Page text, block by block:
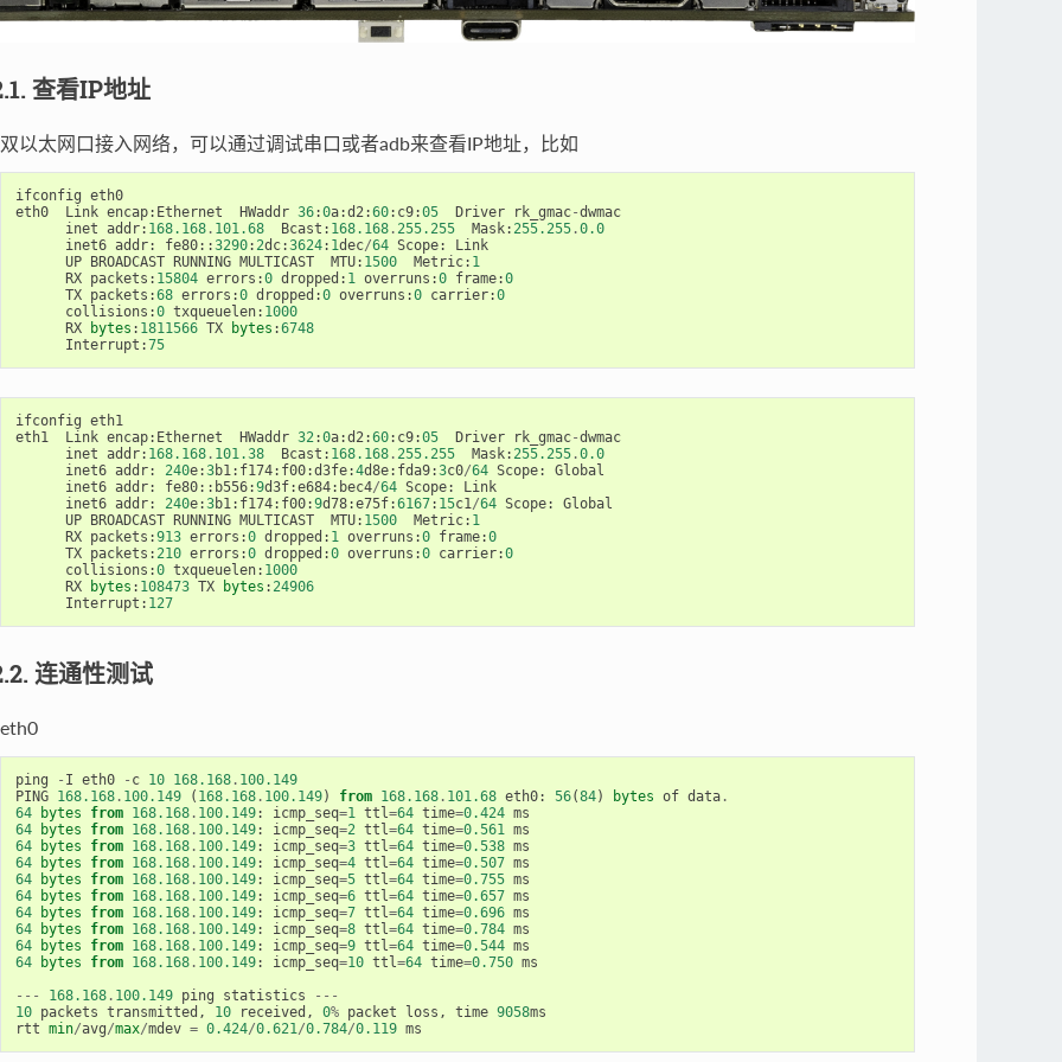
查看IP地址
双以太网口接入网络，可以通过调试串口或者adb来查看IP地址，比如
ifconfig eth0
eth0
Link encap: Ethernet HWaddr 36:0a:d2:60: c9:05 Driver rk_gmac-dwmac
inet addr: 168.168. 101.68 Bcast : 168.168.255.255 Mask:255.255.0.0
inet6 addr: fe80::3290:2dc:3624: 1dec/64 Scope:
Link
UP
BROADCAST RUNNING MULTICAST MTU: 1500 Metric: 1
RX packets : 15804 errors :0 dropped : 1 overruns :0 frame:0
TX packets :68 errors :0 dropped :0 overruns :0 carrier:0
collisions :0 txqueuelen: 1000
RX
bytes : 1811566 TX bytes :6748
Interrupt :75
ifconfig eth1
eth1
Link encap: Ethernet HWaddr 32:0a:d2:60: c9:05 Driver rk_gmac-dwmac
inet addr: 168.168. 101.38 Bcast : 168.168.255.255 Mask:255.255.0.0
inet6 addr: 240e:3b1: f174: f00:d3fe:4d8e: fda9:3c0/64 Scope:
Global
inet6 addr: fe80:: b556:9d3f:e684: bec4/64 Scope:
Link
inet6 addr: 240e:3b1: f174: f00:9d78:e75f:6167: 15c1/64 Scope:
Global
UP
BROADCAST RUNNING MULTICAST MTU: 1500 Metric: 1
RX packets :913 errors :0 dropped : 1 overruns :0 frame:0
TX packets :210 errors :0 dropped :0 overruns :0 carrier:0
collisions :0 txqueuelen: 1000
RX
bytes : 108473 TX bytes :24906
Interrupt : 127
连通性测试
eth0
ping - I eth0 - c 10 168.168. 100.149
PING 168.168. 100.149 ( 168.168. 100.149) from 168.168. 101.68 eth0: 56(84) bytes of data.
64
bytes from 168.168. 100.149: icmp_seq=1 ttl=64 time=0.424 ms
64
bytes from 168.168. 100.149: icmp_seq=2 ttl=64 time=0.561 ms
64
bytes from 168.168. 100.149: icmp_seq=3 ttl=64 time=0.538 ms
64
bytes from 168.168. 100.149: icmp_seq=4 ttl=64 time=0.507 ms
64
bytes from 168.168. 100.149: icmp_seq=5 ttl=64 time=0.755 ms
64
bytes from 168.168. 100.149: icmp_seq=6 ttl=64 time=0.657 ms
64
bytes from 168.168. 100.149: icmp_seq=7 ttl=64 time=0.696 ms
64
bytes from 168.168. 100.149: icmp_seq=8 ttl=64 time=0.784 ms
64
bytes from 168.168. 100.149: icmp_seq=9 ttl=64 time=0.544 ms
64
bytes from 168.168. 100.149: icmp_seq=10 ttl=64 time=0.750 ms
---
168.168. 100.149 ping statistics
---
10 packets transmitted , 10 received , 0% packet loss , time 9058ms
rtt min/avg/max/mdev = 0.424/0.621/0.784/0.119 ms